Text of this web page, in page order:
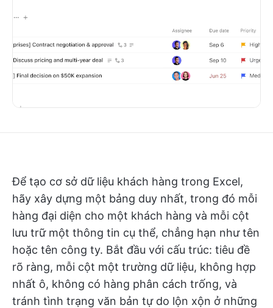
Để tạo cơ sở dữ liệu khách hàng trong Excel,
hãy xây dựng một bảng duy nhất, trong đó mỗi
hàng đại diện cho một khách hàng và mỗi cột
lưu trữ một thông tin cụ thể, chẳng hạn như tên
hoặc tên công ty. Bắt đầu với cấu trúc: tiêu đề
rõ ràng, mỗi cột một trường dữ liệu, không hợp
nhất ô, không có hàng phân cách trống, và
tránh tình trạng văn bản tự do lộn xộn ở những